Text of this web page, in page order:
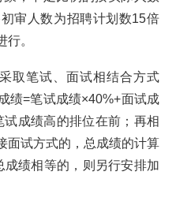
审人数为招聘计划数15倍
。
取笔试、面试相结合方式
绩=笔试成绩×40%+面试成
成绩高的排位在前；再相
面试方式的，总成绩的计算
绩相等的，则另行安排加